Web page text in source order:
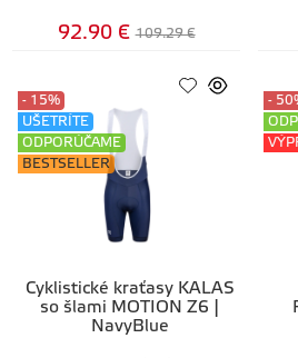
92.90 € 109.29 €
Cyklistické kraťasy KALAS
so šlami MOTION Z6 |
NavyBlue
- 15%
UŠETRÍTE
ODPORÚČAME
BESTSELLER
-